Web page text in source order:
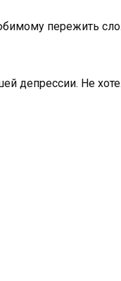
пережить
депрессии. Не